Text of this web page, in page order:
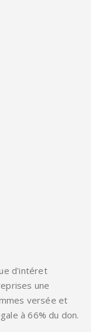
d'intéret
une
versée et
à 66% du don.